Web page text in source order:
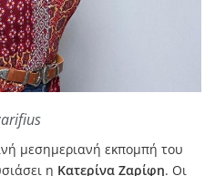
μεσημεριανή εκπομπή του
η Κατερίνα Ζαρίφη. Οι